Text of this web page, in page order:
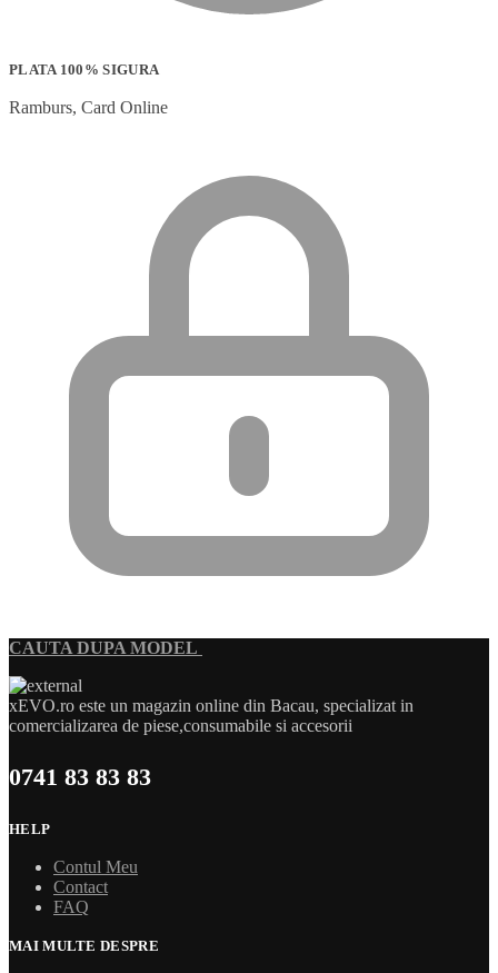
PLATA 100% SIGURA
Ramburs, Card Online
CAUTA DUPA MODEL
xEVO.ro este un magazin online din Bacau, specializat in
comercializarea de piese,consumabile si accesorii
0741 83 83 83
HELP
Contul Meu
Contact
FAQ
MAI MULTE DESPRE